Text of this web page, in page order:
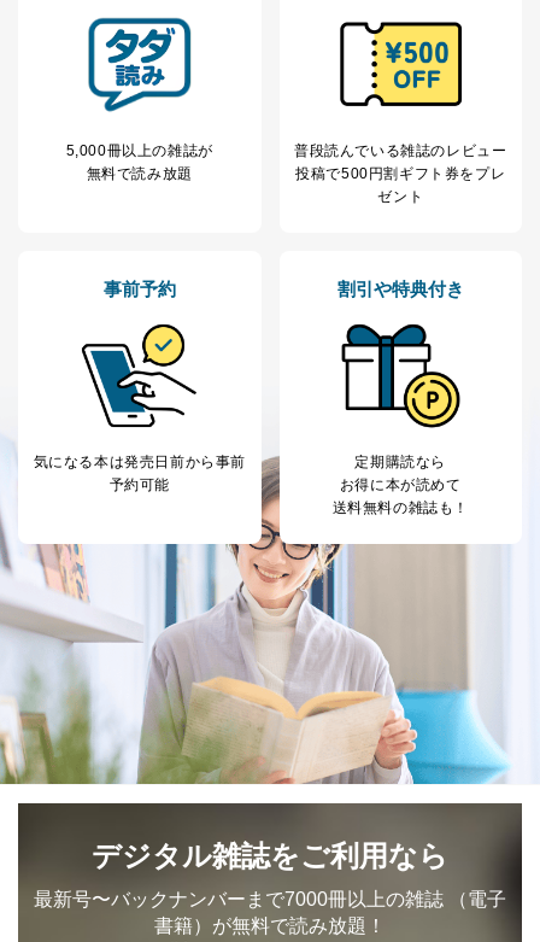
5,000冊以上の雑誌が
無料で読み放題
普段読んでいる雑誌のレビュー
投稿で500円割ギフト券をプレ
ゼント
事前予約
気になる本は発売日前から事前
予約可能
割引や特典付き
定期購読なら
お得に本が読めて
送料無料の雑誌も！
デジタル雑誌をご利用なら
最新号〜バックナンバーまで7000冊以上の雑誌 （電子
書籍）が無料で読み放題！